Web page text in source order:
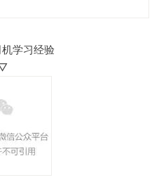
学习经验